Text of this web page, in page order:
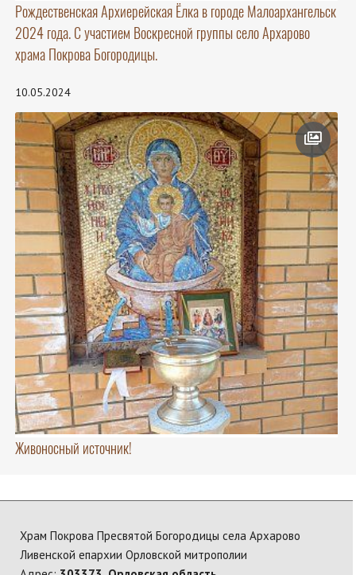
Рождественская Архиерейская Ёлка в городе Малоархангельск
2024 года. С участием Воскресной группы село Архарово
храма Покрова Богородицы.
10.05.2024
Живоносный источник!
Храм Покрова Пресвятой Богородицы села Архарово
Ливенской епархии Орловской митрополии